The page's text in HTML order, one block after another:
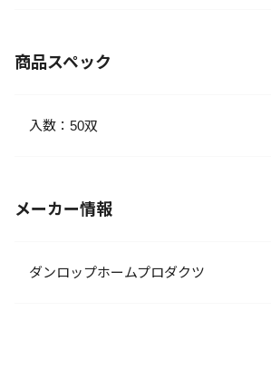
商品スペック
入数：50双
メーカー情報
ダンロップホームプロダクツ